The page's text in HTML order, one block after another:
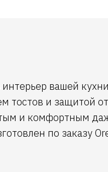
вашей
тостов и защитой
и комфортным
по заказу